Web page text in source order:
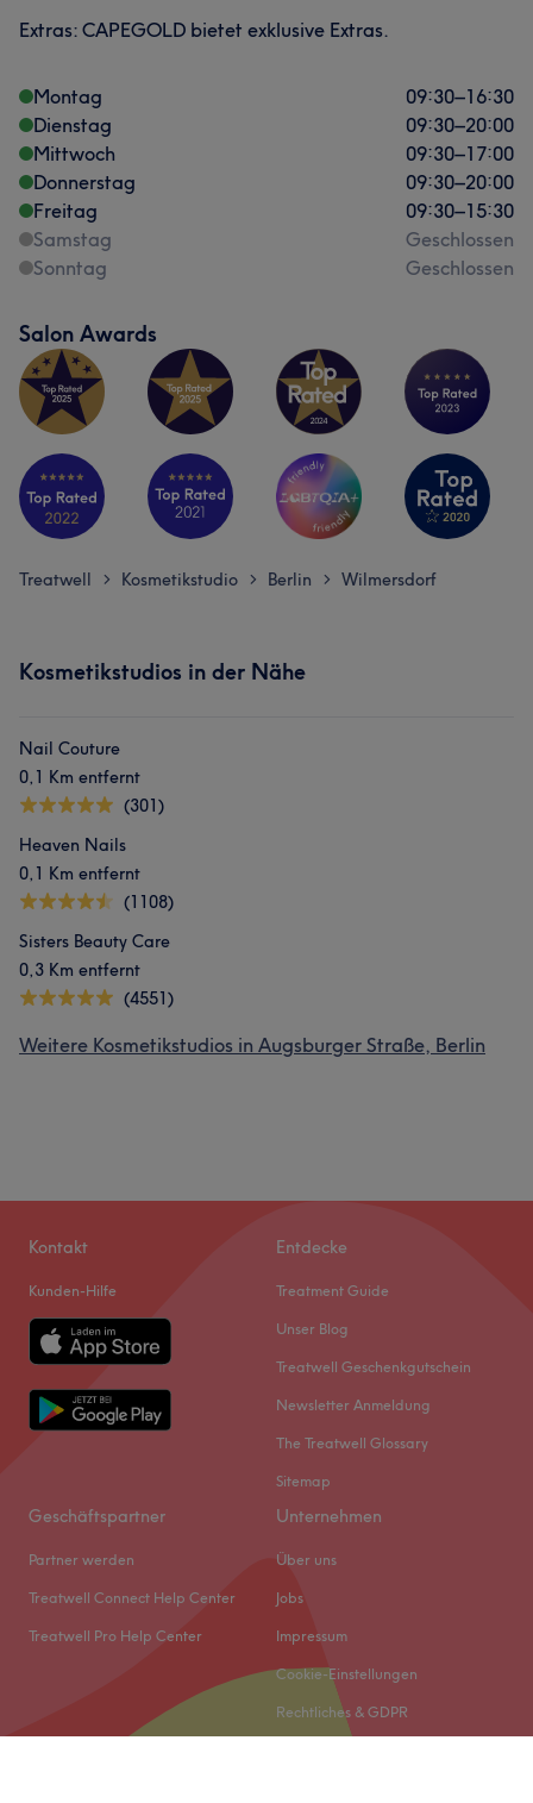
Extras: CAPEGOLD bietet exklusive Extras.
Montag 09:30–16:30
Dienstag
09:30–20:00
Mittwoch
09:30–17:00
Donnerstag
09:30–20:00
Freitag
09:30–15:30
Samstag
Geschlossen
Sonntag
Geschlossen
Salon Awards
Treatwell > Kosmetikstudio > Berlin > Wilmersdorf
Kosmetikstudios in der Nähe
Nail Couture
0,1 Km entfernt
(301)
Heaven Nails
0,1 Km entfernt
(1108)
Sisters Beauty Care
0,3 Km entfernt
(4551)
Weitere Kosmetikstudios in Augsburger Straße, Berlin
Kontakt
Kunden-Hilfe
Entdecke
Treatment Guide
Unser Blog
Treatwell Geschenkgutschein
Newsletter Anmeldung
The Treatwell Glossary
Sitemap
Geschäftspartner
Partner werden
Treatwell Connect Help Center
Treatwell Pro Help Center
Unternehmen
Über uns
Jobs
Impressum
Cookie-Einstellungen
Rechtliches & GDPR